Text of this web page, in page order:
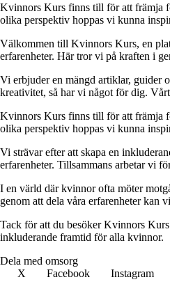
Kvinnors Kurs finns till för att främja
olika perspektiv hoppas vi kunna
Välkommen till Kvinnors Kurs, en
erfarenheter. Här tror vi på kraften i
Vi erbjuder en mängd artiklar, guider
kreativitet, så har vi något för dig.
Kvinnors Kurs finns till för att främja
olika perspektiv hoppas vi kunna
Vi strävar efter att skapa en
erfarenheter. Tillsammans arbetar vi
I en värld där kvinnor ofta möter
genom att dela våra erfarenheter kan
Tack för att du besöker Kvinnors
inkluderande framtid för alla kvinnor.
Dela med omsorg
X
Facebook Instagram